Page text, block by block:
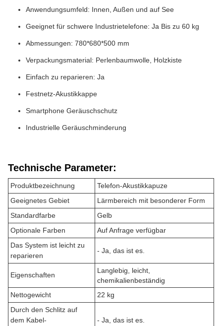
Anwendungsumfeld: Innen, Außen und auf See
Geeignet für schwere Industrietelefone: Ja Bis zu 60 kg
Abmessungen: 780*680*500 mm
Verpackungsmaterial: Perlenbaumwolle, Holzkiste
Einfach zu reparieren: Ja
Festnetz-Akustikkappe
Smartphone Geräuschschutz
Industrielle Geräuschminderung
Technische Parameter:
Produktbezeichnung
Telefon-Akustikkapuze
Geeignetes Gebiet
Lärmbereich mit besonderer Form
Standardfarbe
Gelb
Optionale Farben
Auf Anfrage verfügbar
Das System ist leicht zu
reparieren
- Ja, das ist es.
Eigenschaften
Langlebig, leicht,
chemikalienbeständig
Nettogewicht
22 kg
Durch den Schlitz auf
dem Kabel-
- Ja, das ist es.